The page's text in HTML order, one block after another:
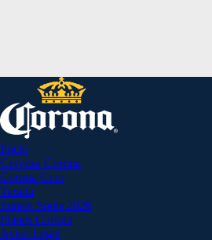
Inicio
Cerveza Corona
Corona Cero
Tienda
Sunset Spots 2026
Planes Corona
Aviso Legal